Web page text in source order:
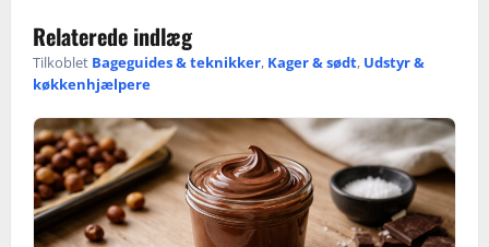
a
t
i
o
n
Relaterede indlæg
Tilkoblet Bageguides & teknikker, Kager & sødt, Udstyr &
køkkenhjælpere